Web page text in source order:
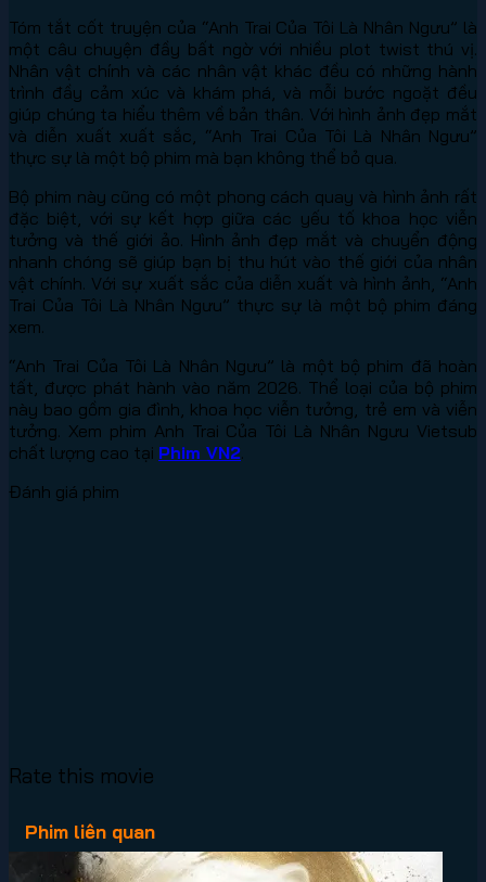
Tóm tắt cốt truyện của “Anh Trai Của Tôi Là Nhân Ngưu” là
một câu chuyện đầy bất ngờ với nhiều plot twist thú vị.
Nhân vật chính và các nhân vật khác đều có những hành
trình đầy cảm xúc và khám phá, và mỗi bước ngoặt đều
giúp chúng ta hiểu thêm về bản thân. Với hình ảnh đẹp mắt
và diễn xuất xuất sắc, “Anh Trai Của Tôi Là Nhân Ngưu”
thực sự là một bộ phim mà bạn không thể bỏ qua.
Bộ phim này cũng có một phong cách quay và hình ảnh rất
đặc biệt, với sự kết hợp giữa các yếu tố khoa học viễn
tưởng và thế giới ảo. Hình ảnh đẹp mắt và chuyển động
nhanh chóng sẽ giúp bạn bị thu hút vào thế giới của nhân
vật chính. Với sự xuất sắc của diễn xuất và hình ảnh, “Anh
Trai Của Tôi Là Nhân Ngưu” thực sự là một bộ phim đáng
xem.
“Anh Trai Của Tôi Là Nhân Ngưu” là một bộ phim đã hoàn
tất, được phát hành vào năm 2026. Thể loại của bộ phim
này bao gồm gia đình, khoa học viễn tưởng, trẻ em và viễn
tưởng. Xem phim Anh Trai Của Tôi Là Nhân Ngưu Vietsub
chất lượng cao tại Phim VN2.
Đánh giá phim
Rate this movie
Phim liên quan